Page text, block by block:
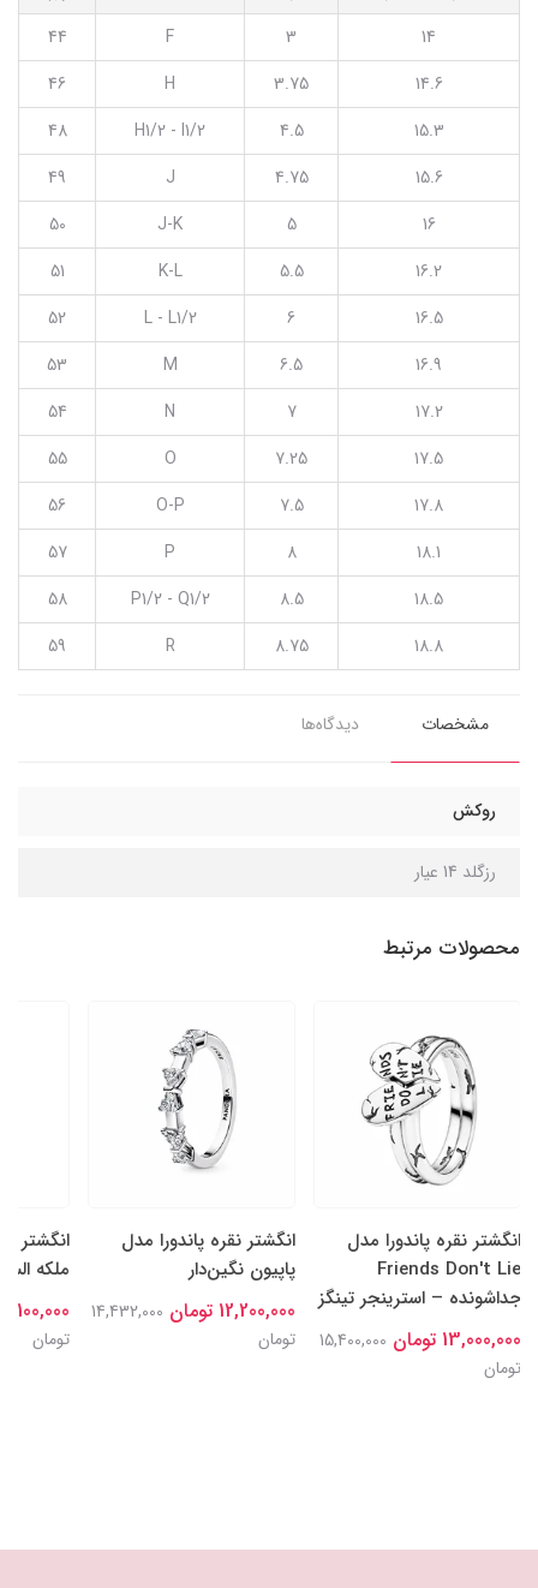
14
3
F
44
14.6
3.75
H
46
15.3
4.5
H1/2 - I1/2
48
15.6
4.75
J
49
16
5
J-K
50
16.2
5.5
K-L
51
16.5
6
L - L1/2
52
16.9
6.5
M
53
17.2
7
N
54
17.5
7.25
O
55
17.8
7.5
O-P
56
18.1
8
P
57
18.5
8.5
P1/2 - Q1/2
58
18.8
8.75
R
59
مشخصات دیدگاه‌ها
روکش
رزگلد 14 عیار
محصولات مرتبط
انگشتر نقره پاندورا مدل
Friends Don't Lie
جداشونده – استرینجر تینگز
13,000,000 تومان
15,400,000
تومان
انگشتر نقره پاندورا مدل
پاپیون نگین‌دار
12,200,000 تومان
14,432,000
تومان
انگشتر
ملکه
15,100,000
تومان